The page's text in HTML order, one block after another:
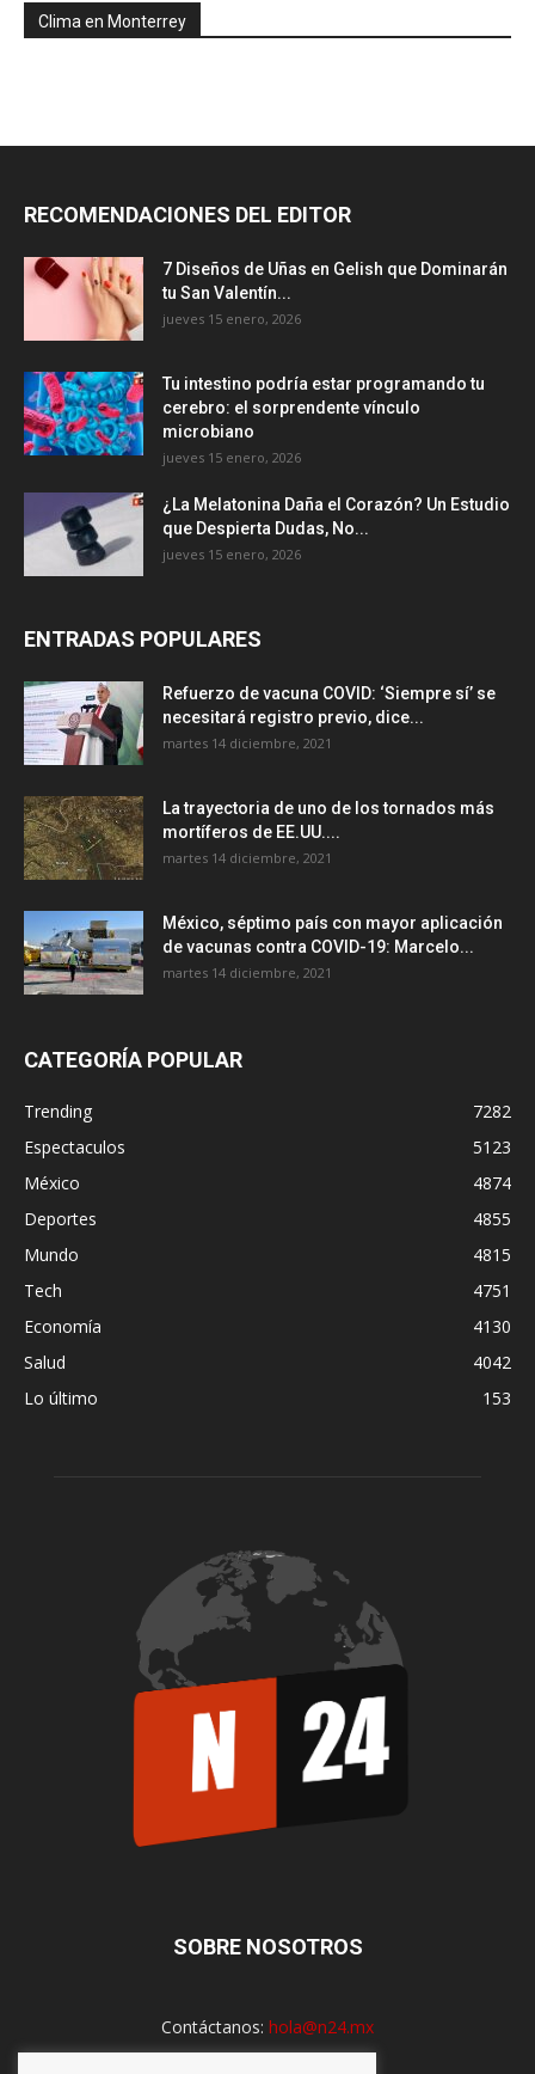
Clima en Monterrey
RECOMENDACIONES DEL EDITOR
7 Diseños de Uñas en Gelish que Dominarán
tu San Valentín...
jueves 15 enero, 2026
Tu intestino podría estar programando tu
cerebro: el sorprendente vínculo
microbiano
jueves 15 enero, 2026
¿La Melatonina Daña el Corazón? Un Estudio
que Despierta Dudas, No...
jueves 15 enero, 2026
ENTRADAS POPULARES
Refuerzo de vacuna COVID: ‘Siempre sí’ se
necesitará registro previo, dice...
martes 14 diciembre, 2021
La trayectoria de uno de los tornados más
mortíferos de EE.UU....
martes 14 diciembre, 2021
México, séptimo país con mayor aplicación
de vacunas contra COVID-19: Marcelo...
martes 14 diciembre, 2021
CATEGORÍA POPULAR
Trending
7282
Espectaculos
5123
México
4874
Deportes
4855
Mundo
4815
Tech
4751
Economía
4130
Salud
4042
Lo último
153
SOBRE NOSOTROS
Contáctanos: hola@n24.mx